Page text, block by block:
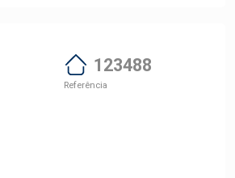
123488
Referência